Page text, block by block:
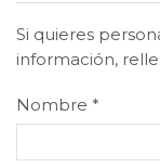
Si quieres
información,
Nombre *